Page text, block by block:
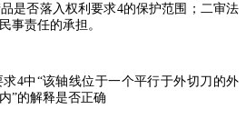
是否落入权利要求4的保护范围；二审法
事责任的承担。
求4中“该轴线位于一个平行于外切刀的外
”的解释是否正确